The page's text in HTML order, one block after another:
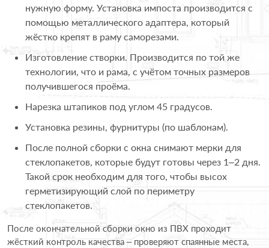
нужную форму. Установка импоста производится с
помощью металлического адаптера, который
жёстко крепят в раму саморезами.
Изготовление створки. Производится по той же
технологии, что и рама, с учётом точных размеров
получившегося проёма.
Нарезка штапиков под углом 45 градусов.
Установка резины, фурнитуры (по шаблонам).
После полной сборки с окна снимают мерки для
стеклопакетов, которые будут готовы через 1–2 дня.
Такой срок необходим для того, чтобы высох
герметизирующий слой по периметру
стеклопакетов.
После окончательной сборки окно из ПВХ проходит
жёсткий контроль качества – проверяют спаянные места,